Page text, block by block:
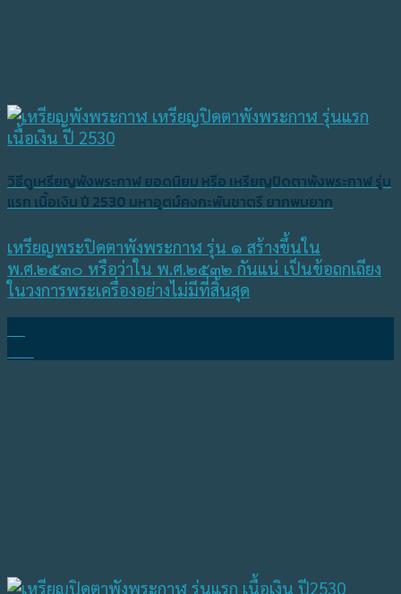
วิธีดูเหรียญพังพระกาฬ ยอดนิยม หรือ เหรียญปิดตาพังพระกาฬ รุ่น
แรก เนื้อเงิน ปี 2530 มหาอุตม์คงกะพันชาตรี ยากพบยาก
เหรียญพระปิดตาพังพระกาฬ รุ่น ๑ สร้างขึ้นใน
พ.ศ.๒๕๓๐ หรือว่าใน พ.ศ.๒๕๓๒ กันแน่ เป็นข้อถกเถียง
ในวงการพระเครื่องอย่างไม่มีที่สิ้นสุด